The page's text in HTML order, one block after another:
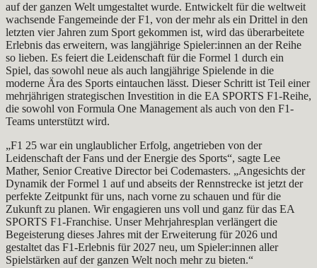
auf der ganzen Welt umgestaltet wurde. Entwickelt für die weltweit
wachsende Fangemeinde der F1, von der mehr als ein Drittel in den
letzten vier Jahren zum Sport gekommen ist, wird das überarbeitete
Erlebnis das erweitern, was langjährige Spieler:innen an der Reihe
so lieben. Es feiert die Leidenschaft für die Formel 1 durch ein
Spiel, das sowohl neue als auch langjährige Spielende in die
moderne Ära des Sports eintauchen lässt. Dieser Schritt ist Teil einer
mehrjährigen strategischen Investition in die EA SPORTS F1-Reihe,
die sowohl von Formula One Management als auch von den F1-
Teams unterstützt wird.
„F1 25 war ein unglaublicher Erfolg, angetrieben von der
Leidenschaft der Fans und der Energie des Sports“, sagte Lee
Mather, Senior Creative Director bei Codemasters. „Angesichts der
Dynamik der Formel 1 auf und abseits der Rennstrecke ist jetzt der
perfekte Zeitpunkt für uns, nach vorne zu schauen und für die
Zukunft zu planen. Wir engagieren uns voll und ganz für das EA
SPORTS F1-Franchise. Unser Mehrjahresplan verlängert die
Begeisterung dieses Jahres mit der Erweiterung für 2026 und
gestaltet das F1-Erlebnis für 2027 neu, um Spieler:innen aller
Spielstärken auf der ganzen Welt noch mehr zu bieten.“